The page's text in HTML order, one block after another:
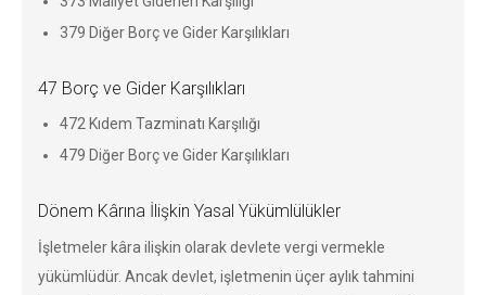
379 Diğer Borç ve Gider Karşılıkları
47 Borç ve Gider Karşılıkları
472 Kıdem Tazminatı Karşılığı
479 Diğer Borç ve Gider Karşılıkları
Dönem Kârına İlişkin Yasal Yükümlülükler
İşletmeler kâra ilişkin olarak devlete vergi vermekle
yükümlüdür. Ancak devlet, işletmenin üçer aylık tahmini